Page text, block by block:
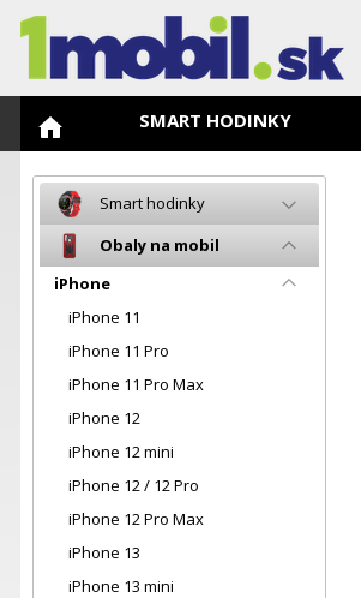
SMART HODINKY
Smart hodinky
Obaly na mobil
iPhone
iPhone 11
iPhone 11 Pro
iPhone 11 Pro Max
iPhone 12
iPhone 12 mini
iPhone 12 / 12 Pro
iPhone 12 Pro Max
iPhone 13
iPhone 13 mini